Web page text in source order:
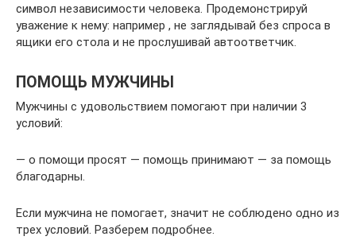
символ независимости человека. Продемонстрируй
уважение к нему: например , не заглядывай без спроса в
ящики его стола и не прослушивай автоответчик.
ПОМОЩЬ МУЖЧИНЫ
Мужчины с удовольствием помогают при наличии 3
условий:
— о помощи просят — помощь принимают — за помощь
благодарны.
Если мужчина не помогает, значит не соблюдено одно из
трех условий. Разберем подробнее.